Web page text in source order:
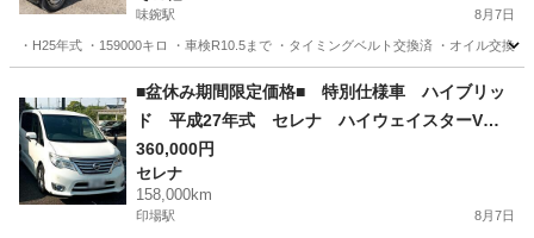
味鋺駅 8月7日
・H25年式 ・159000キロ ・車検R10.5まで ・タイミングベルト交換済 ・オイル交換
味鋺駅 その他 クリッパー
■盆休み期間限定価格■ 特別仕様車 ハイブリッ
ド 平成27年式 セレナ ハイウェイスターVセ
レクプラスセフティHV_Aセフティ HFC26 NISS
AN パールホワイト
360,000円
セレナ
158,000km
印場駅 8月7日